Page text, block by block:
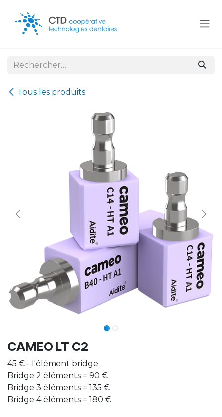
Tous les produits
CAMEO LT C2
45 € - l'élément bridge
Bridge 2 éléments = 90 €
Bridge 3 éléments = 135 €
Bridge 4 éléments = 180 €